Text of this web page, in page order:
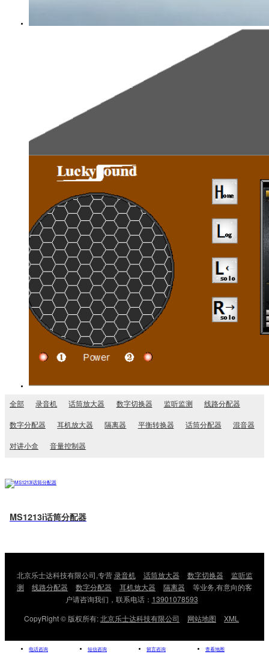
全部 录音机 话筒放大器 数字切换器 监听监测 线路分配器
数字分配器 耳机放大器 隔离器 平衡转换器 话筒分配器 混音器
对讲小盒 音量控制器
MS1213i话筒分配器
北京乐士达科技有限公司,专营录音机 话筒放大器 数字切换器
监听监
测
线路分配器 数字分配器 耳机放大器 隔离器
等业务,有意向的客
户请咨询我们，联系电话： 13901078593
CopyRight © 版权所有:北京乐士达科技有限公司 网站地图 XML
电话咨询 短信咨询 留言咨询 查看地图